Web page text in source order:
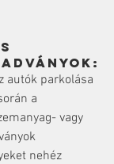
autók parkolása
a
vagy
nehéz